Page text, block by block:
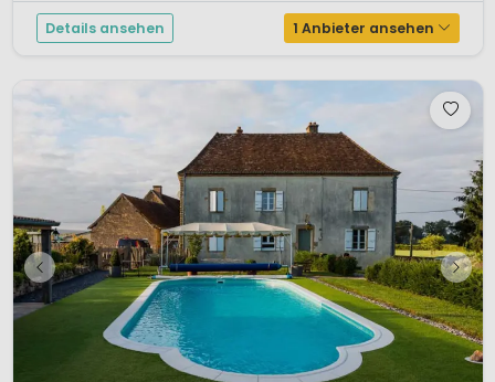
abgegrenzt. Ent...
Details ansehen 1 Anbieter ansehen